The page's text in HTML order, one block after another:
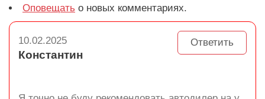
Оповещать о новых комментариях.
Ответить
10.02.2025
Константин